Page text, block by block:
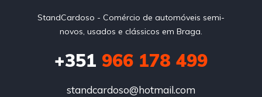
StandCardoso - Comércio de automóveis semi-
novos, usados e clássicos em Braga.
+351 966 178 499
standcardoso@hotmail.com